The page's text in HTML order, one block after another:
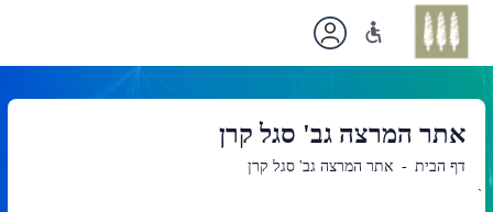
אתר המרצה גב' סגל קרן
דף הבית אתר המרצה גב' סגל קרן
`